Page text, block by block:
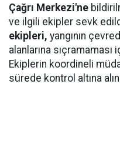
Çağrı Merkezi'ne
ve ilgili ekipler sevk
ekipleri, yangının
alanlarına
Ekiplerin koordineli
sürede kontrol altına